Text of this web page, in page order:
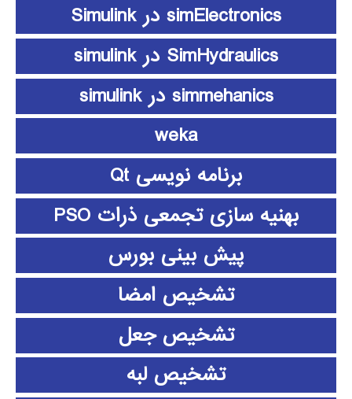
simElectronics در Simulink
SimHydraulics در simulink
simmehanics در simulink
weka
برنامه نویسی Qt
بهنیه سازی تجمعی ذرات PSO
پیش بینی بورس
تشخیص امضا
تشخیص جعل
تشخیص لبه